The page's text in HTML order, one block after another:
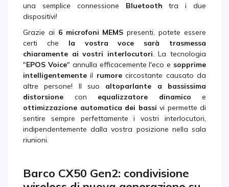
una semplice connessione Bluetooth tra i due
dispositivi!
Grazie ai 6 microfoni MEMS presenti, potete essere
certi che la vostra voce sarà trasmessa
chiaramente ai vostri interlocutori. La tecnologia
"EPOS Voice" annulla efficacemente l'eco e sopprime
intelligentemente il rumorecircostante causato da
altre persone! Il suo altoparlante a bassissima
distorsione con equalizzatore dinamico e
ottimizzazione automatica dei bassi vi permette di
sentire sempre perfettamente i vostri interlocutori,
indipendentemente dalla vostra posizione nella sala
riunioni.
Barco CX50 Gen2: condivisione